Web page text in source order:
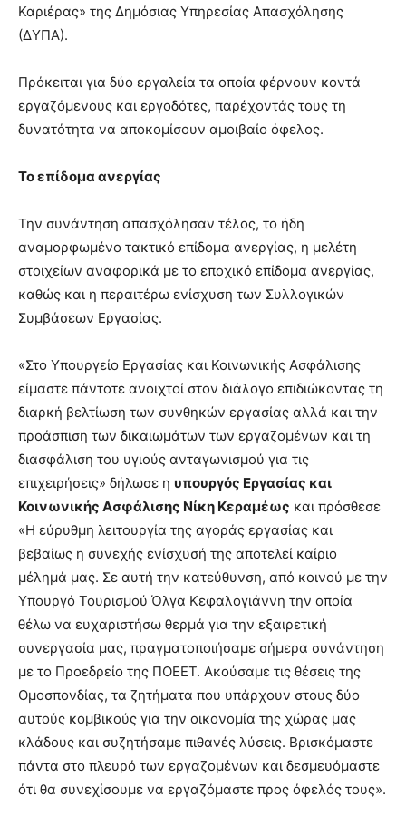
Καριέρας» της Δημόσιας Υπηρεσίας Απασχόλησης
(ΔΥΠΑ).
Πρόκειται για δύο εργαλεία τα οποία φέρνουν κοντά
εργαζόμενους και εργοδότες, παρέχοντάς τους τη
δυνατότητα να αποκομίσουν αμοιβαίο όφελος.
Το επίδομα ανεργίας
Την συνάντηση απασχόλησαν τέλος, το ήδη
αναμορφωμένο τακτικό επίδομα ανεργίας, η μελέτη
στοιχείων αναφορικά με το εποχικό επίδομα ανεργίας,
καθώς και η περαιτέρω ενίσχυση των Συλλογικών
Συμβάσεων Εργασίας.
«Στο Υπουργείο Εργασίας και Κοινωνικής Ασφάλισης
είμαστε πάντοτε ανοιχτοί στον διάλογο επιδιώκοντας τη
διαρκή βελτίωση των συνθηκών εργασίας αλλά και την
προάσπιση των δικαιωμάτων των εργαζομένων και τη
διασφάλιση του υγιούς ανταγωνισμού για τις
επιχειρήσεις» δήλωσε η υπουργός Εργασίας και
Κοινωνικής Ασφάλισης Νίκη Κεραμέως και πρόσθεσε
«Η εύρυθμη λειτουργία της αγοράς εργασίας και
βεβαίως η συνεχής ενίσχυσή της αποτελεί καίριο
μέλημά μας. Σε αυτή την κατεύθυνση, από κοινού με την
Υπουργό Τουρισμού Όλγα Κεφαλογιάννη την οποία
θέλω να ευχαριστήσω θερμά για την εξαιρετική
συνεργασία μας, πραγματοποιήσαμε σήμερα συνάντηση
με το Προεδρείο της ΠΟΕΕΤ. Ακούσαμε τις θέσεις της
Ομοσπονδίας, τα ζητήματα που υπάρχουν στους δύο
αυτούς κομβικούς για την οικονομία της χώρας μας
κλάδους και συζητήσαμε πιθανές λύσεις. Βρισκόμαστε
πάντα στο πλευρό των εργαζομένων και δεσμευόμαστε
ότι θα συνεχίσουμε να εργαζόμαστε προς όφελός τους».